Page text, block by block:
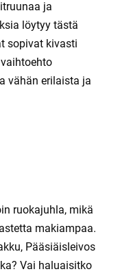
ja
löytyy tästä
sopivat kivasti
vähän erilaista ja
ruokajuhla, mikä
makiampaa.
Pääsiäisleivos
Vai haluaisitko